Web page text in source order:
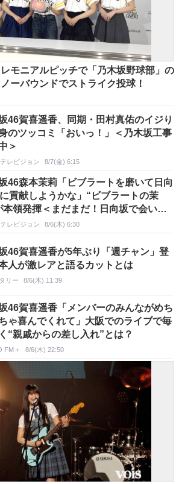
レモニアルピッチで「乃木坂野球部」の
ーバウンドでストライク投球！
46賀喜遥香、同期・田村真佑のイジり
のツッコミ「おいっ！」＜乃木坂工事
＞
レビジョン 8/7(金) 6:15
46森本茉莉「ビブラートを磨いて日向
貢献しようかな」“ビブラートの茉
本領発揮＜まだまだ！日向坂で会いま
＞
レビジョン 8/6(木) 6:30
46賀喜遥香が5年ぶり「週チャン」登
人が激レアと語るカットとは
リー 8/6(木) 11:39
46賀喜遥香「メンバーのみんながめち
ゃ喜んでくれて」大阪でのライブで毎
“親戚からの差し入れ”とは？
FM＋ 8/6(木) 22:50